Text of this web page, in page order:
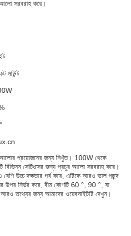
আলো সরবরাহ করে।
মাউন্ট
আলোর প্রয়োজনের জন্য নিখুঁত। 100W থেকে
বিভিন্ন সেটিংসের জন্য প্রচুর আলো সরবরাহ করে।
উচ্চ দক্ষতার গর্ব করে, এটিকে আরও ভাল পছন্দ
উপর নির্ভর করে, বীম কোণটি 60 °, 90 °, বা
তথ্যের জন্য আমাদের ওয়েবসাইটটি দেখুন।